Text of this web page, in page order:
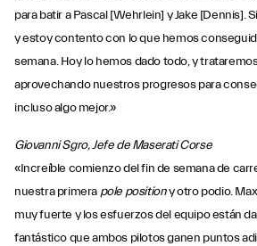
para batir a Pascal [Wehrlein] y Jake [Dennis].
y estoy contento con lo que hemos
semana. Hoy lo hemos dado todo, y
aprovechando nuestros progresos para
incluso algo mejor.»
Giovanni Sgro, Jefe de Maserati Corse
«Increíble comienzo del fin de semana de
nuestra primera pole positiony otro podio.
muy fuerte y los esfuerzos del equipo están
fantástico que ambos pilotos ganen puntos